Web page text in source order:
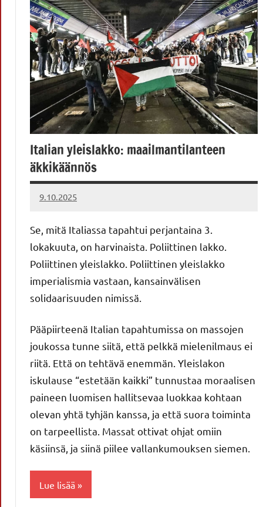
Italian yleislakko: maailmantilanteen
äkkikäännös
9.10.2025
Vallankumous
Se, mitä Italiassa tapahtui perjantaina 3.
lokakuuta, on harvinaista. Poliittinen lakko.
Poliittinen yleislakko. Poliittinen yleislakko
imperialismia vastaan, kansainvälisen
solidaarisuuden nimissä.
Pääpiirteenä Italian tapahtumissa on massojen
joukossa tunne siitä, että pelkkä mielenilmaus ei
riitä. Että on tehtävä enemmän. Yleislakon
iskulause “estetään kaikki” tunnustaa moraalisen
paineen luomisen hallitsevaa luokkaa kohtaan
olevan yhtä tyhjän kanssa, ja että suora toiminta
on tarpeellista. Massat ottivat ohjat omiin
käsiinsä, ja siinä piilee vallankumouksen siemen.
Lue lisää